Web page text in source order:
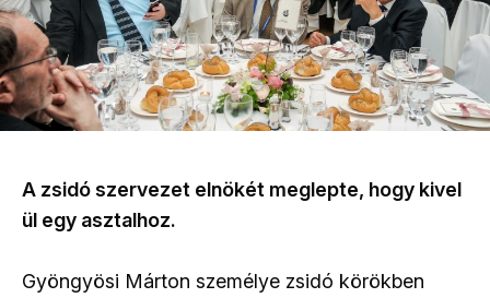
A zsidó szervezet elnökét meglepte, hogy kivel
ül egy asztalhoz.
Gyöngyösi Márton személye zsidó körökben